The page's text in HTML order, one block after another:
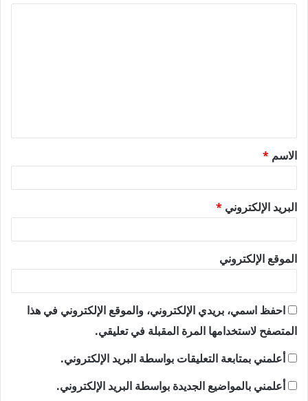
ق
*
الاسم *
البريد الإلكتروني *
الموقع الإلكتروني
احفظ اسمي، بريدي الإلكتروني، والموقع الإلكتروني في هذا
المتصفح لاستخدامها المرة المقبلة في تعليقي.
أعلمني بمتابعة التعليقات بواسطة البريد الإلكتروني.
أعلمني بالمواضيع الجديدة بواسطة البريد الإلكتروني.